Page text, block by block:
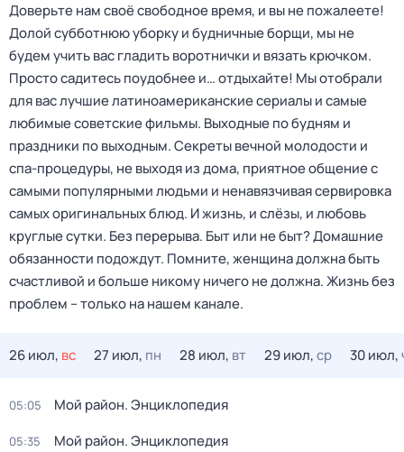
Доверьте нам своё свободное время, и вы не пожалеете!
Долой субботнюю уборку и будничные борщи, мы не
будем учить вас гладить воротнички и вязать крючком.
Просто садитесь поудобнее и… отдыхайте! Мы отобрали
для вас лучшие латиноамериканские сериалы и самые
любимые советские фильмы. Выходные по будням и
праздники по выходным. Секреты вечной молодости и
спа-процедуры, не выходя из дома, приятное общение с
самыми популярными людьми и ненавязчивая сервировка
самых оригинальных блюд. И жизнь, и слёзы, и любовь
круглые сутки. Без перерыва. Быт или не быт? Домашние
обязанности подождут. Помните, женщина должна быть
счастливой и больше никому ничего не должна. Жизнь без
проблем – только на нашем канале.
26 июл, вс 27 июл, пн 28 июл, вт 29 июл,ср 30 июл,
05:05 Мой район. Энциклопедия
05:35 Мой район. Энциклопедия